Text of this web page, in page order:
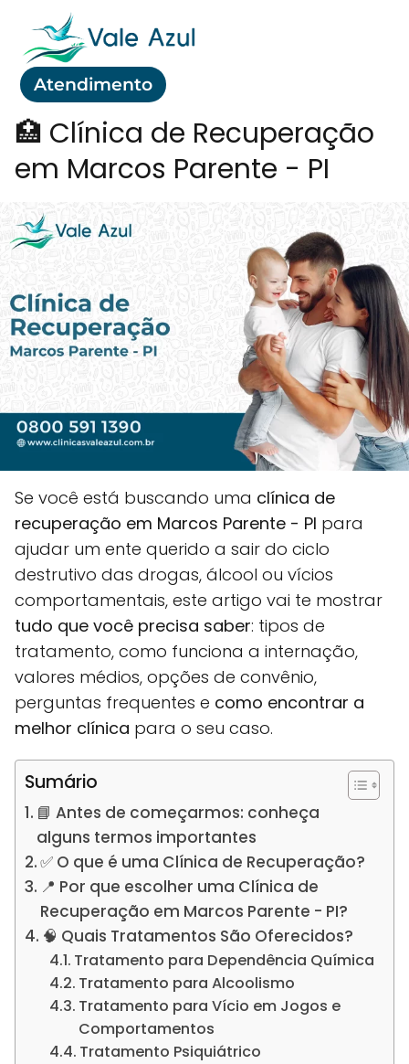
Atendimento
🏥 Clínica de Recuperação
em Marcos Parente - PI
Se você está buscando uma clínica de
recuperação em Marcos Parente - PI para
ajudar um ente querido a sair do ciclo
destrutivo das drogas, álcool ou vícios
comportamentais, este artigo vai te mostrar
tudo que você precisa saber: tipos de
tratamento, como funciona a internação,
valores médios, opções de convênio,
perguntas frequentes e como encontrar a
melhor clínica para o seu caso.
Sumário
📘 Antes de começarmos: conheça
alguns termos importantes
✅ O que é uma Clínica de Recuperação?
📍 Por que escolher uma Clínica de
Recuperação em Marcos Parente - PI?
🧠 Quais Tratamentos São Oferecidos?
Tratamento para Dependência Química
Tratamento para Alcoolismo
Tratamento para Vício em Jogos e
Comportamentos
Tratamento Psiquiátrico